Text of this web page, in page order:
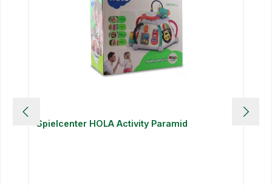
Spielcenter HOLA Activity Paramid